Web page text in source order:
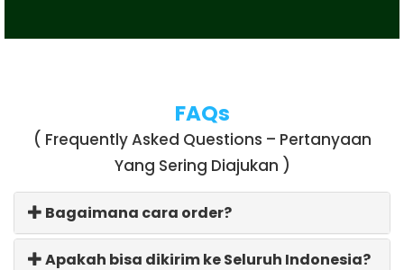
FAQs
( Frequently Asked Questions – Pertanyaan
Yang Sering Diajukan )
Bagaimana cara order?
Apakah bisa dikirim ke Seluruh Indonesia?